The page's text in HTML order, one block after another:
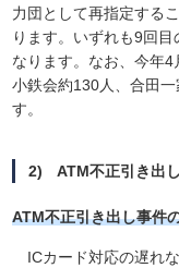
力団として再指定する
ります。いずれも9回
なります。なお、今年
小鉄会約130人、合田
す。
2) ATM不正引き出
ATM不正引き出し事件
ICカード対応の遅れ